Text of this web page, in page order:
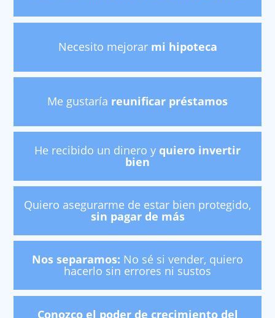
Necesito mejorar mi hipoteca
Me gustaría reunificar préstamos
He recibido un dinero y quiero invertir
bien
Quiero asegurarme de estar bien protegido,
sin pagar de más
Nos separamos: No sé si vender, quiero
hacerlo sin errores ni sustos
Conozco el poder de crecimientodel